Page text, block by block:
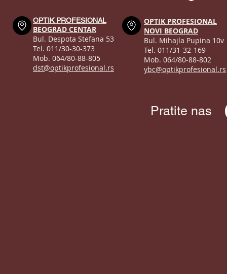
OPTIK PROFESIONAL
BEOGRAD CENTAR
Bul. Despota Stefana 53
Tel. 011/30-30-373
Mob. 064/80-88-805
dst@optikprofesional.rs
OPTIK PROFESIONAL
NOVI BEOGRAD
Bul. Mihajla Pupina 10v
Tel. 011/31-32-169
Mob. 064/80-88-802
ybc@optikprofesional.rs
Pratite nas